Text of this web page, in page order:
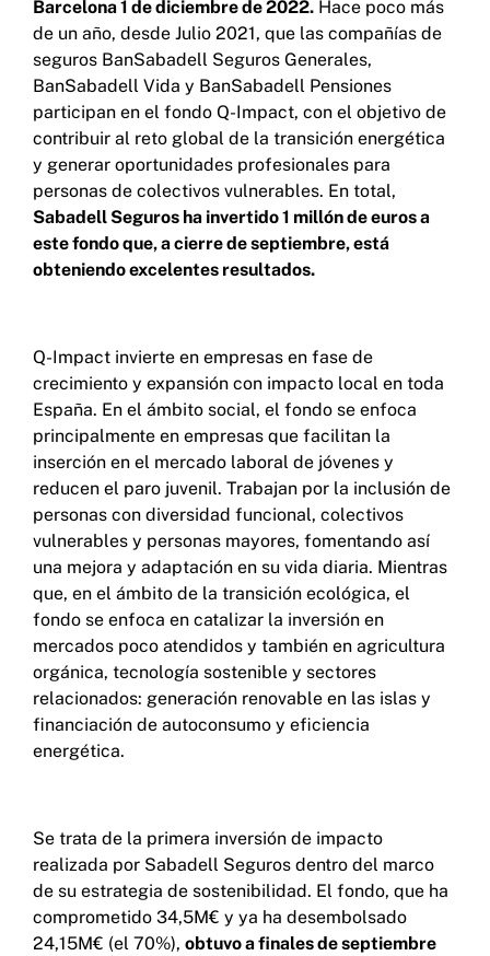
Barcelona 1 de diciembre de 2022. Hace poco más
de un año, desde Julio 2021, que las compañías de
seguros BanSabadell Seguros Generales,
BanSabadell Vida y BanSabadell Pensiones
participan en el fondo Q-Impact, con el objetivo de
contribuir al reto global de la transición energética
y generar oportunidades profesionales para
personas de colectivos vulnerables. En total,
Sabadell Seguros ha invertido 1 millón de euros a
este fondo que, a cierre de septiembre, está
obteniendo excelentes resultados.
Q-Impact invierte en empresas en fase de
crecimiento y expansión con impacto local en toda
España. En el ámbito social, el fondo se enfoca
principalmente en empresas que facilitan la
inserción en el mercado laboral de jóvenes y
reducen el paro juvenil. Trabajan por la inclusión de
personas con diversidad funcional, colectivos
vulnerables y personas mayores, fomentando así
una mejora y adaptación en su vida diaria. Mientras
que, en el ámbito de la transición ecológica, el
fondo se enfoca en catalizar la inversión en
mercados poco atendidos y también en agricultura
orgánica, tecnología sostenible y sectores
relacionados: generación renovable en las islas y
financiación de autoconsumo y eficiencia
energética.
Se trata de la primera inversión de impacto
realizada por Sabadell Seguros dentro del marco
de su estrategia de sostenibilidad. El fondo, que ha
comprometido 34,5M€ y ya ha desembolsado
24,15M€ (el 70%), obtuvo a finales de septiembre